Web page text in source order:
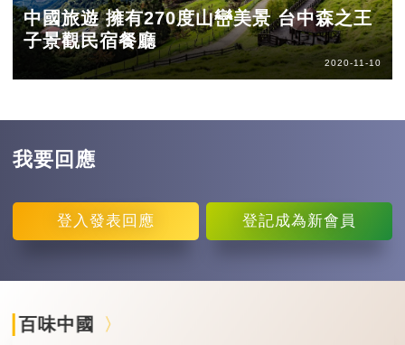
中國旅遊 擁有270度山巒美景 台中森之王
子景觀民宿餐廳
2020-11-10
我要回應
登入 發表回應 登記成為新會員
百味中國